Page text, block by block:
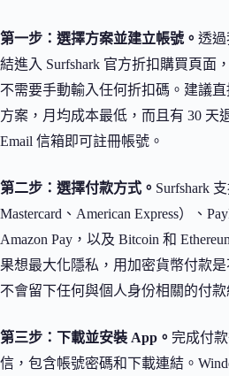
第一步：選擇方案並建立帳號。 透
結進入 Surfshark 官方折扣購買頁面
不需要手動輸入任何折扣碼。建議直
方案，月均成本最低，而且有 30 天
Email 信箱即可註冊帳號。
第二步：選擇付款方式。 Surfshark
Mastercard、American Express）、
Amazon Pay，以及 Bitcoin 和
果想最大化隱私，用加密貨幣付款
不會留下任何與個人身份相關的付款
第三步：下載並安裝 App。 完成付
信，包含帳號密碼和下載連結。